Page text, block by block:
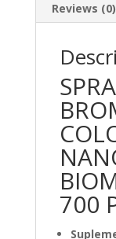
Reviews (0)
700